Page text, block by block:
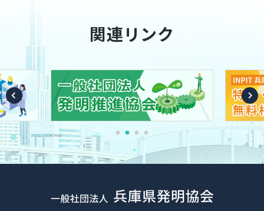
関連リンク